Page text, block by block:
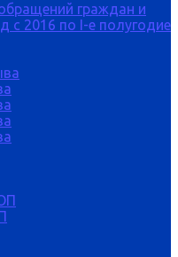
граждан и
с 2016 по I-е полугодие